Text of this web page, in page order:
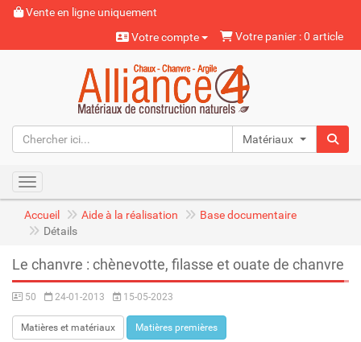
Vente en ligne uniquement
Votre compte
Votre panier : 0 article
Matériaux naturels
Toggle navigation
Accueil Aide à la réalisation
Base documentaire
Détails
Le chanvre : chènevotte, filasse et ouate de chanvre
50 24-01-2013 15-05-2023
Matières et matériaux Matières premières